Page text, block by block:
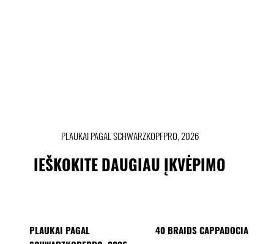
PLAUKAI PAGAL SCHWARZKOPFPRO, 2026
IEŠKOKITE DAUGIAU ĮKVĖPIMO
PLAUKAI PAGAL
40 BRAIDS CAPPADOCIA